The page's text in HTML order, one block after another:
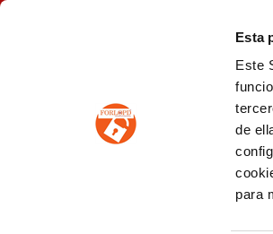
Esta
Este
de
para
¿LA